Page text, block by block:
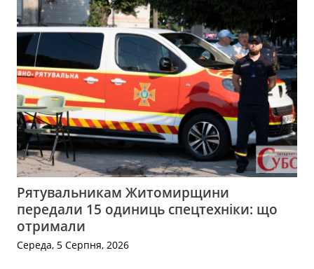
Рятувальникам Житомирщини
передали 15 одиниць спецтехніки: що
отримали
Середа, 5 Серпня, 2026